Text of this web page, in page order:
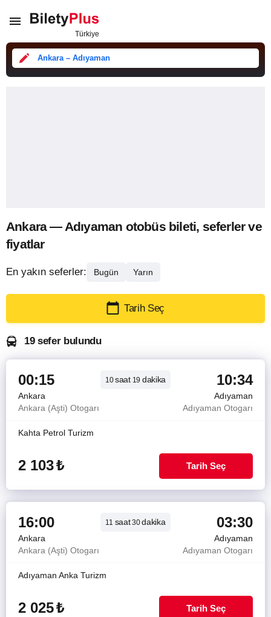
Ankara – Adıyaman
Ankara — Adıyaman otobüs bileti, seferler ve
fiyatlar
En yakın seferler: Bugün Yarın
Tarih Seç
19 sefer bulundu
00:15 10saat19 dakika 10:34
Ankara
Adıyaman
Ankara (Aşti) Otogarı
Adıyaman Otogarı
Kahta Petrol Turizm
2 103₺ Tarih Seç
16:00 11 saat30dakika 03:30
Ankara
Adıyaman
Ankara (Aşti) Otogarı
Adıyaman Otogarı
Adıyaman Anka Turizm
2 025₺ Tarih Seç